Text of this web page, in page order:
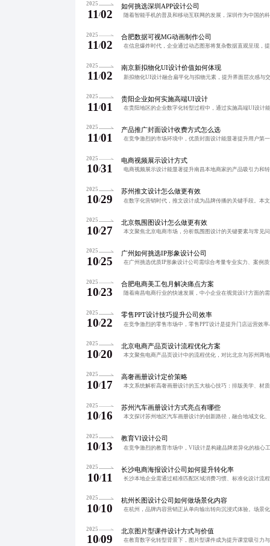
2025
11 /02
如何挑选深圳APP设计公司
2025
11 /02
合肥数据可视MG动画制作公司
2025
11/02
南京新拟物化UI设计价值如何体现
2025
11 /01
贵阳企业如何实施高端UI设计
2025
11 /01
产品推广封面设计收费方式怎么选
2025
10/31
电商视频展示设计方式
2025
10/29
苏州推文设计怎么做更有效
2025
10/27
北京氛围图设计怎么做更有效
2025
10/25
广州如何挑选IP形象设计公司
2025
10/23
合肥电商美工包月解决痛点方案
2025
10/22
零售PPT设计技巧提升公司效率
2025
10/20
北京电商产品页设计流程优化方案
2025
10/17
高奢画册设计定价策略
2025
10/16
苏州汽车画册设计方式亮点有哪些
2025
10/13
教育VI设计公司
2025
10/11
长沙电商海报设计公司如何提升转化率
2025
10/10
杭州长图设计公司如何做场景化内容
2025
10/09
北京图片型课件设计方式与价值